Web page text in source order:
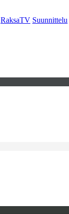
RaksaTV Suunnittelu